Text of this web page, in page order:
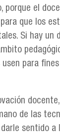
porque el
que los
Si hay un
para
de las
sentido